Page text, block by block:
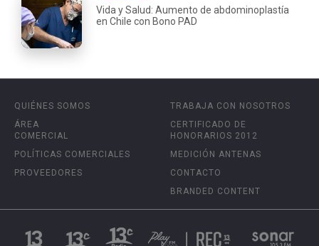
Vida y Salud: Aumento de abdominoplastía
en Chile con Bono PAD
QUIÉNES SOMOS
ÁREA
COMERCIAL
POLÍTICAS COMERCIALES
PROVEEDORES
TRABAJA CON NOSOTROS
CERTIFICADO DE
HONORARIOS 2012
MEDICIÓN ANTENAS
CONTACTO
BRANDED CONTENT